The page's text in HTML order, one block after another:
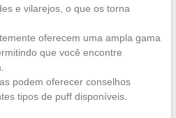
e vilarejos, o que os torna
oferecem uma ampla gama
que você encontre
podem oferecer conselhos
tipos de puff disponíveis.